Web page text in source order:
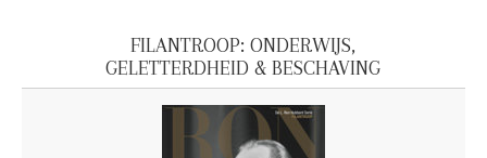
FILANTROOP: ONDERWIJS,
GELETTERDHEID & BESCHAVING